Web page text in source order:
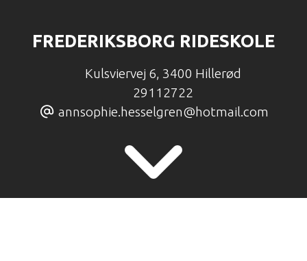
FREDERIKSBORG RIDESKOLE
Kulsviervej 6, 3400 Hillerød
29112722
annsophie.hesselgren@hotmail.com